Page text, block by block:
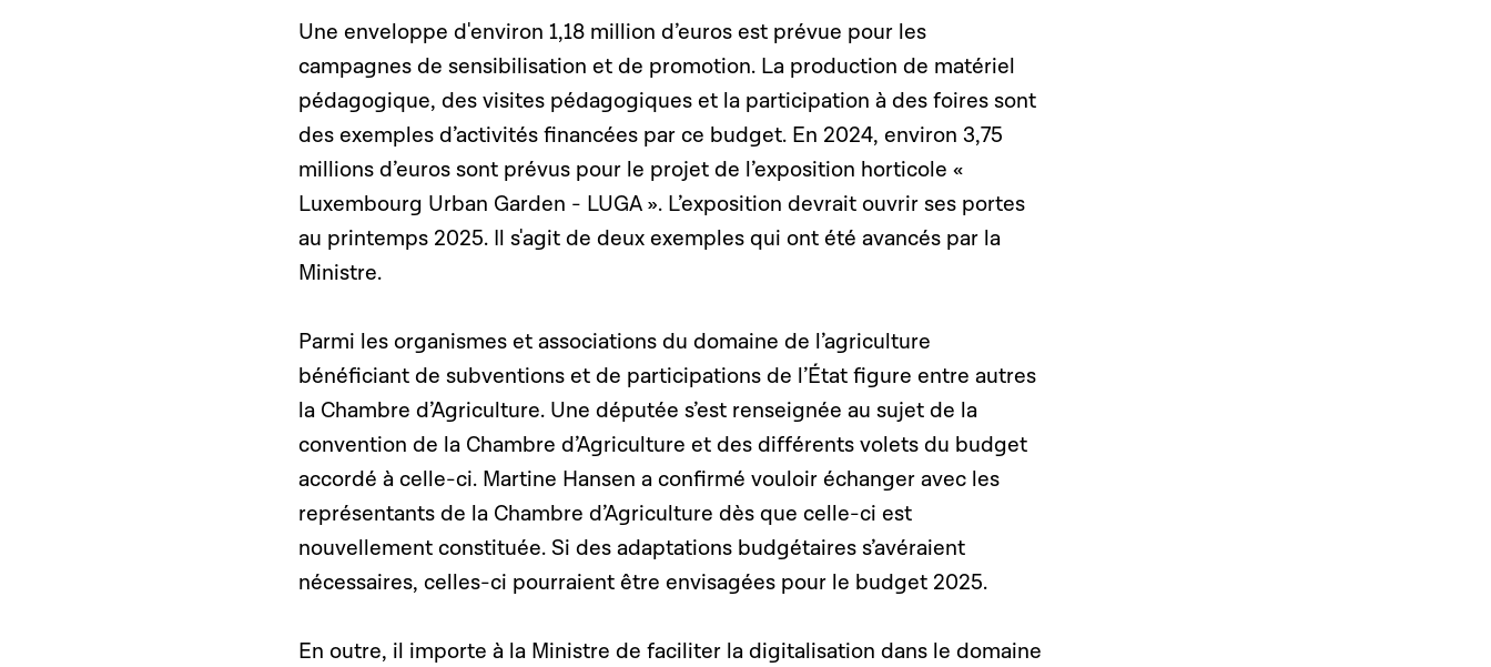
Une enveloppe d'environ 1,18 million d’euros est prévue pour les
campagnes de sensibilisation et de promotion. La production de matériel
pédagogique, des visites pédagogiques et la participation à des foires sont
des exemples d’activités financées par ce budget. En 2024, environ 3,75
millions d’euros sont prévus pour le projet de l’exposition horticole «
Luxembourg Urban Garden - LUGA ». L’exposition devrait ouvrir ses portes
au printemps 2025. Il s'agit de deux exemples qui ont été avancés par la
Ministre.
Parmi les organismes et associations du domaine de l’agriculture
bénéficiant de subventions et de participations de l’État figure entre autres
la Chambre d’Agriculture. Une députée s’est renseignée au sujet de la
convention de la Chambre d’Agriculture et des différents volets du budget
accordé à celle-ci. Martine Hansen a confirmé vouloir échanger avec les
représentants de la Chambre d’Agriculture dès que celle-ci est
nouvellement constituée. Si des adaptations budgétaires s’avéraient
nécessaires, celles-ci pourraient être envisagées pour le budget 2025.
En outre, il importe à la Ministre de faciliter la digitalisation dans le domaine